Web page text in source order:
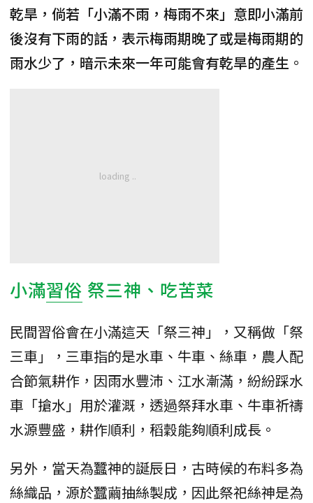
乾旱，倘若「小滿不雨，梅雨不來」意即小滿前
後沒有下雨的話，表示梅雨期晚了或是梅雨期的
雨水少了，暗示未來一年可能會有乾旱的產生 。
小滿習俗 祭三神、吃苦菜
民間習俗會在小滿這天「祭三神」，又稱做「祭
三車」，三車指的是水車、牛車、絲車，農人配
合節氣耕作，因雨水豐沛、江水漸滿，紛紛踩水
車「搶水」用於灌溉，透過祭拜水車、牛車祈禱
水源豐盛，耕作順利，稻穀能夠順利成長。
另外，當天為蠶神的誕辰日，古時候的布料多為
絲織品，源於蠶繭抽絲製成，因此祭祀絲神是為